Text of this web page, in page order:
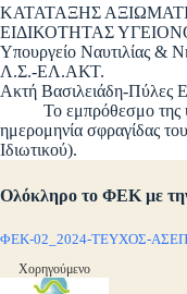
ΚΑΤΑΤΑΞΗΣ
ΕΙΔΙΚΟΤΗΤΑΣ
Υπουργείο Ναυτιλίας &
Λ.Σ.-ΕΛ.ΑΚΤ.
Ακτή Βασιλειάδη-
Το εμπρόθεσμο της
ημερομηνία σφραγίδας
Ιδιωτικού).
Ολόκληρο το ΦΕΚ με
ΦΕΚ-02_2024-ΤΕΥΧΟΣ-ΑΣΕΠ
Χορηγούμενο